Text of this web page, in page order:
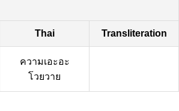
Thai Transliteration
ความเอะอะ
โวยวาย